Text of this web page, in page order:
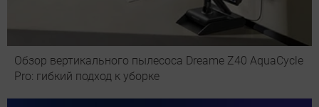
Обзор вертикального пылесоса Dreame Z40 AquaCycle
Pro: гибкий подход к уборке